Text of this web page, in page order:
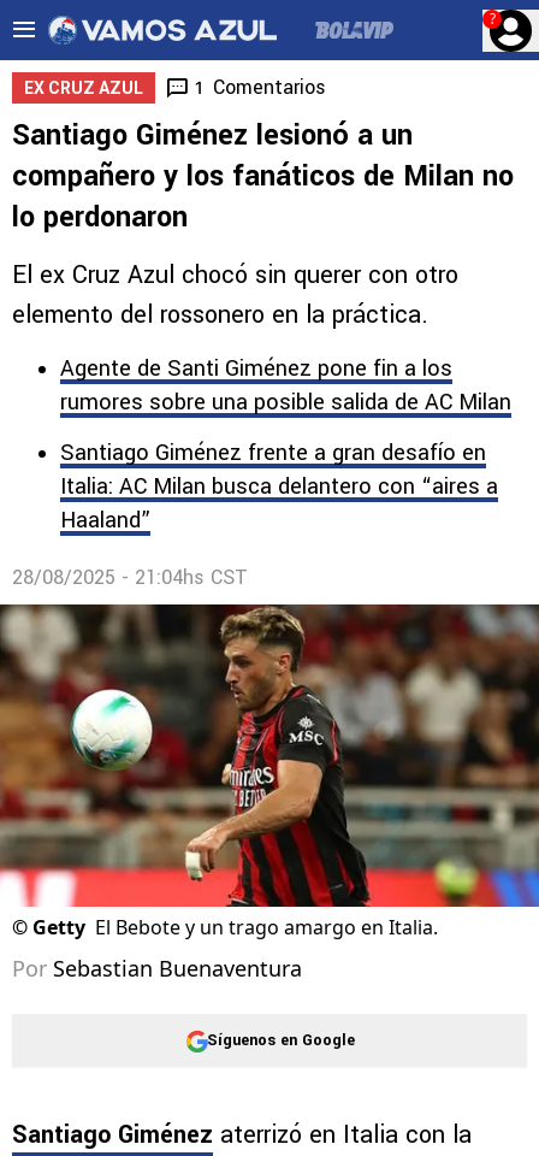
?
EX CRUZ AZUL 1 Comentarios
Santiago Giménez lesionó a un
compañero y los fanáticos de Milan no
lo perdonaron
El ex Cruz Azul chocó sin querer con otro
elemento del rossonero en la práctica.
Agente de Santi Giménez pone fin a los
rumores sobre una posible salida de AC Milan
Santiago Giménez frente a gran desafío en
Italia: AC Milan busca delantero con “aires a
Haaland”
28/08/2025 - 21:04hs CST
© Getty El Bebote y un trago amargo en Italia.
Por Sebastian Buenaventura
Síguenos en Google
Santiago Giménez aterrizó en Italia con la